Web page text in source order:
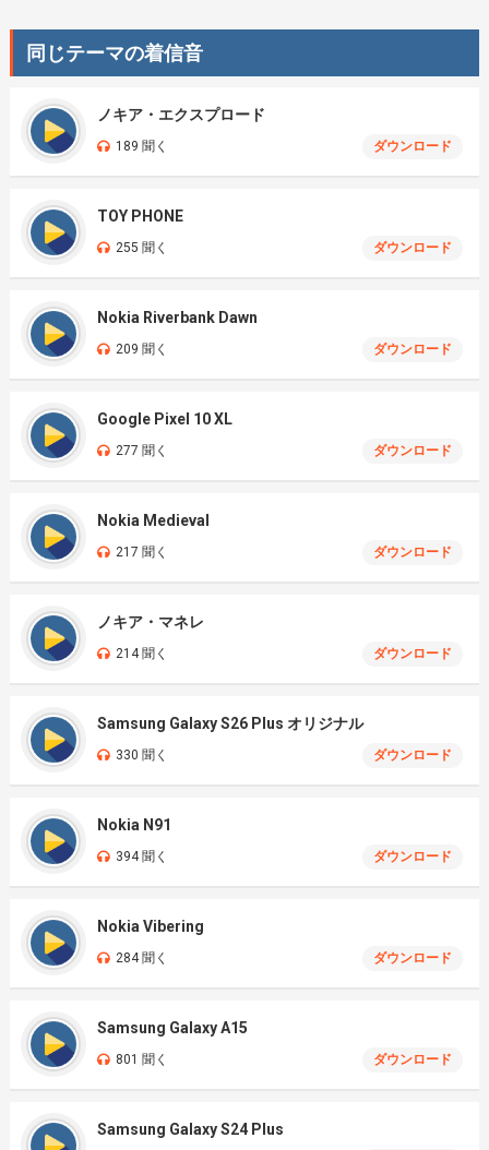
同じテーマの着信音
ノキア・エクスプロード
189 聞く ダウンロード
TOY PHONE
255 聞く ダウンロード
Nokia Riverbank Dawn
209 聞く ダウンロード
Google Pixel 10 XL
277 聞く ダウンロード
Nokia Medieval
217 聞く ダウンロード
ノキア・マネレ
214 聞く ダウンロード
Samsung Galaxy S26 Plus オリジナル
330 聞く ダウンロード
Nokia N91
394 聞く ダウンロード
Nokia Vibering
284 聞く ダウンロード
Samsung Galaxy A15
801 聞く ダウンロード
Samsung Galaxy S24 Plus